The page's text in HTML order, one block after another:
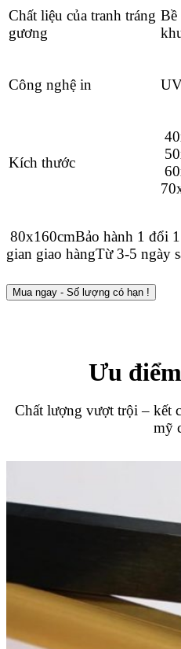
Chất liệu của tranh tráng
gương
Bề
Công nghệ in
Kích thước
80x160cmBảo hành 1 đổi
gian giao hàngTừ 3-5 ngày
Mua ngay - Số lượng có hạn !
Ưu
Chất lượng vượt trội – kết
mỹ